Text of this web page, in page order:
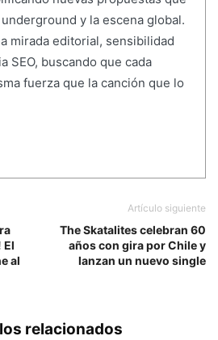
y la escena global.
mirada editorial, sensibilidad
SEO, buscando que cada
fuerza que la canción que lo
El
al
Artículo siguiente
The Skatalites celebran 60
años con gira por Chile y
lanzan un nuevo single
relacionados